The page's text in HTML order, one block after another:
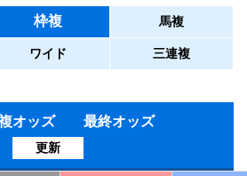
枠複 馬複
ワイド 三連複
オッズ 最終オッズ
更新